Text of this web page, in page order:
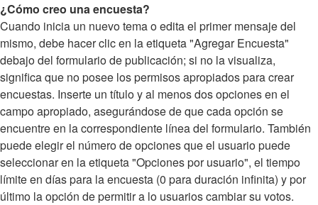
¿Cómo creo una encuesta?
Cuando inicia un nuevo tema o edita el primer mensaje del
mismo, debe hacer clic en la etiqueta "Agregar Encuesta"
debajo del formulario de publicación; si no la visualiza,
significa que no posee los permisos apropiados para crear
encuestas. Inserte un título y al menos dos opciones en el
campo apropiado, asegurándose de que cada opción se
encuentre en la correspondiente línea del formulario. También
puede elegir el número de opciones que el usuario puede
seleccionar en la etiqueta "Opciones por usuario", el tiempo
límite en días para la encuesta (0 para duración infinita) y por
último la opción de permitir a lo usuarios cambiar su votos.